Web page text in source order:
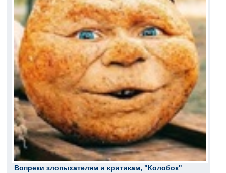
Вопреки злопыхателям и критикам, "Колобок"